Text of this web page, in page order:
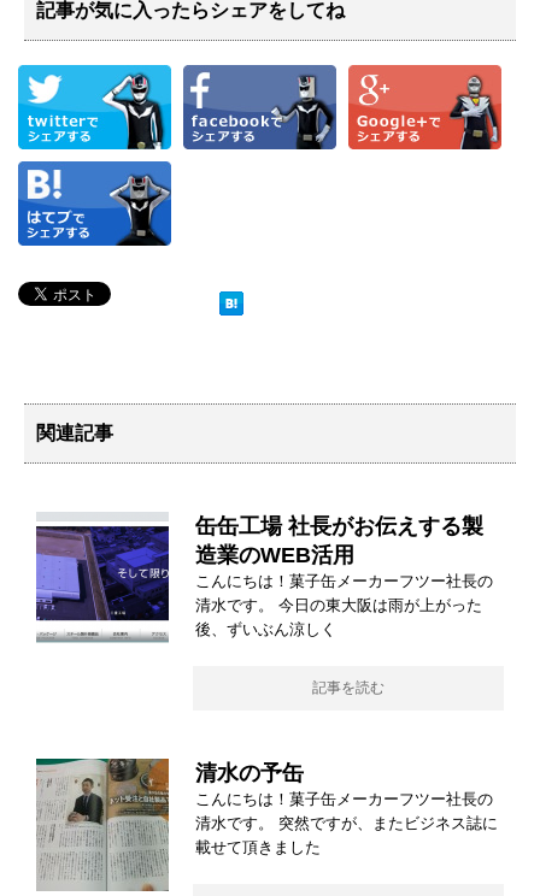
記事が気に入ったらシェアをしてね
関連記事
缶缶工場 社長がお伝えする製
造業のWEB活用
こんにちは！菓子缶メーカーフツー社長の
清水です。 今日の東大阪は雨が上がった
後、ずいぶん涼しく
記事を読む
清水の予缶
こんにちは！菓子缶メーカーフツー社長の
清水です。 突然ですが、またビジネス誌に
載せて頂きました